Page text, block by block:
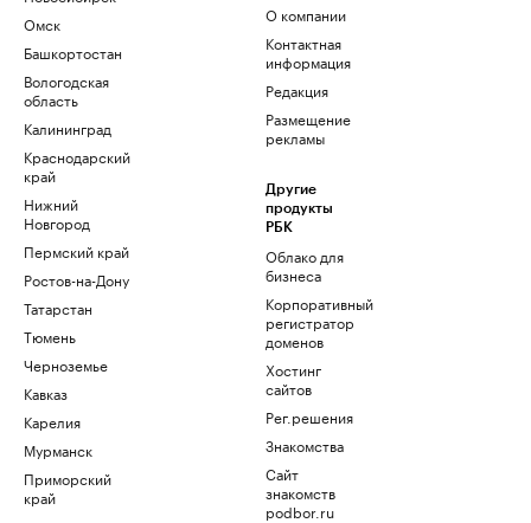
Омск
Башкортостан
Вологодская
область
Калининград
Краснодарский
край
Нижний
Новгород
Пермский край
Ростов-на-Дону
Татарстан
Тюмень
Черноземье
Кавказ
Карелия
Мурманск
Приморский
край
О компании
Контактная
информация
Редакция
Размещение
рекламы
Другие
продукты
РБК
Облако для
бизнеса
Корпоративный
регистратор
доменов
Хостинг
сайтов
Рег.решения
Знакомства
Сайт
знакомств
podbor.ru